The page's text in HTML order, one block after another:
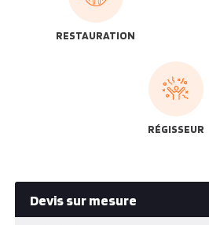
RESTAURATION
RÉGISSEUR
Devis sur mesure